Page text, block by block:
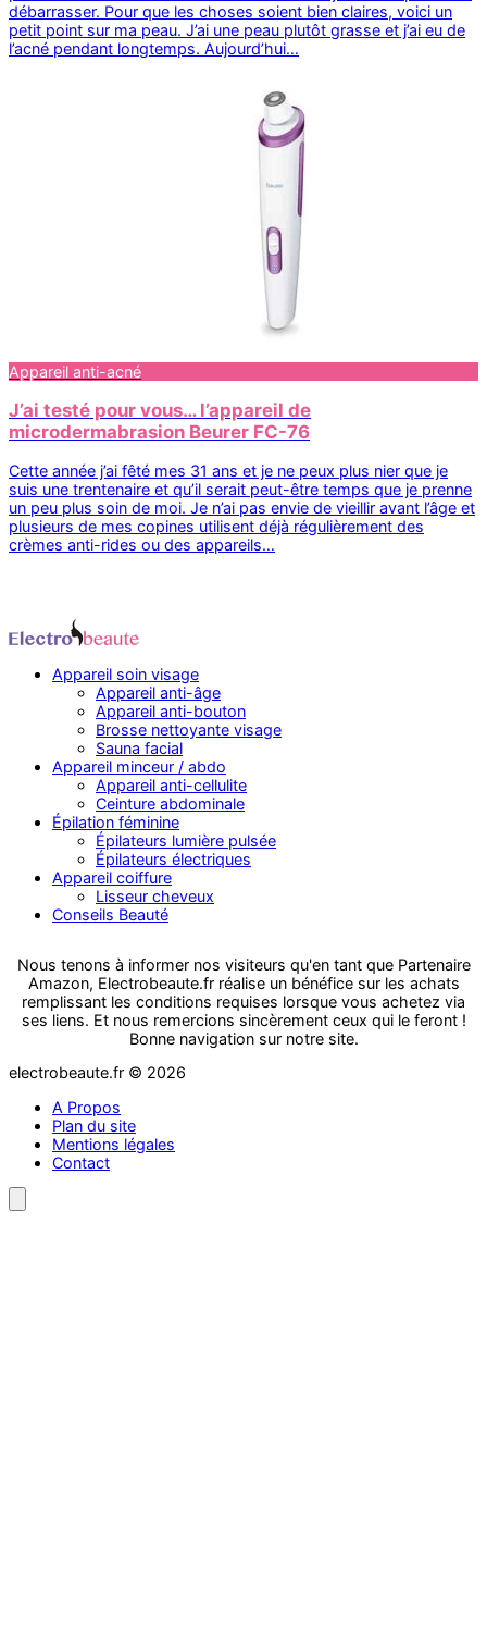
débarrasser. Pour que les choses soient bien claires, voici un
petit point sur ma peau. J’ai une peau plutôt grasse et j’ai eu de
l’acné pendant longtemps. Aujourd’hui…
Appareil anti-acné
J’ai testé pour vous… l’appareil de
microdermabrasion Beurer FC-76
Cette année j’ai fêté mes 31 ans et je ne peux plus nier que je
suis une trentenaire et qu’il serait peut-être temps que je prenne
un peu plus soin de moi. Je n’ai pas envie de vieillir avant l’âge et
plusieurs de mes copines utilisent déjà régulièrement des
crèmes anti-rides ou des appareils…
Appareil soin visage
Appareil anti-âge
Appareil anti-bouton
Brosse nettoyante visage
Sauna facial
Appareil minceur / abdo
Appareil anti-cellulite
Ceinture abdominale
Épilation féminine
Épilateurs lumière pulsée
Épilateurs électriques
Appareil coiffure
Lisseur cheveux
Conseils Beauté
Nous tenons à informer nos visiteurs qu'en tant que Partenaire
Amazon, Electrobeaute.fr réalise un bénéfice sur les achats
remplissant les conditions requises lorsque vous achetez via
ses liens. Et nous remercions sincèrement ceux qui le feront !
Bonne navigation sur notre site.
electrobeaute.fr © 2026
A Propos
Plan du site
Mentions légales
Contact